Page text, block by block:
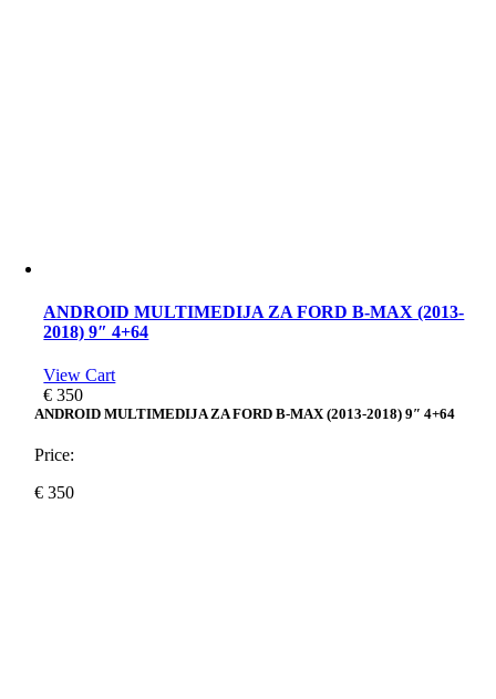
ANDROID MULTIMEDIJA ZA FORD B-MAX (2013-
2018) 9″ 4+64
View Cart
€ 350
ANDROID MULTIMEDIJA ZA FORD B-MAX (2013-2018) 9″ 4+64
Price:
€ 350